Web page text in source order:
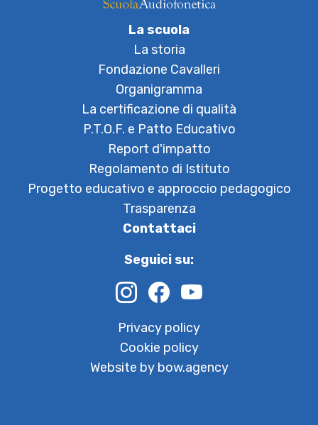
La scuola
La storia
Fondazione Cavalleri
Organigramma
La certificazione di qualità
P.T.O.F. e Patto Educativo
Report d'impatto
Regolamento di Istituto
Progetto educativo e approccio pedagogico
Trasparenza
Contattaci
Seguici su:
Privacy policy
Cookie policy
Website by bow.agency